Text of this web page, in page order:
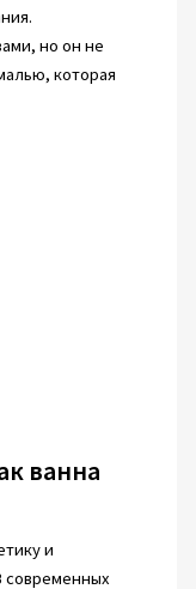
но он не
которая
ванна
и
современных